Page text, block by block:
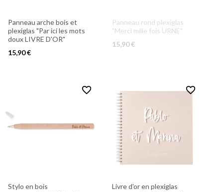
Panneau arche bois et
plexiglas "Par ici les mots
doux LIVRE D'OR"
15,90 €
Panneau rond plexiglas
"Merci mille fois URNE"
15,90 €
favorite_border
Stylo en bois
favorite_border
Livre d'or en plexiglas